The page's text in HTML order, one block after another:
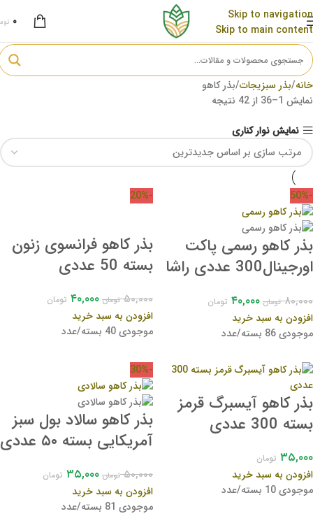
Skip to navigation
Skip to main content
۰
خانه بذر سبزیجات بذر کاهو
نمایش 1–36 از 42 نتیجه
نمایش نوار کناری
-50%
بذر کاهو رسمی پاکت
اورجینال300 عددی راشا
۸۰,۰۰۰ تومان ۴۰,۰۰۰ تومان
افزودن به سبد خرید
موجودی 86 بسته/عدد
-20%
بذر کاهو فرانسوی زنون
بسته 50 عددی
۵۰,۰۰۰ تومان ۴۰,۰۰۰ تومان
افزودن به سبد خرید
موجودی 40 بسته/عدد
بذر کاهو آیسبرگ قرمز
بسته 300 عددی
۳۵,۰۰۰ تومان
افزودن به سبد خرید
موجودی 10 بسته/عدد
-30%
بذر کاهو سالاد بول سبز
آمریکایی بسته ۵۰ عددی
۵۰,۰۰۰ تومان ۳۵,۰۰۰ تومان
افزودن به سبد خرید
موجودی 81 بسته/عدد